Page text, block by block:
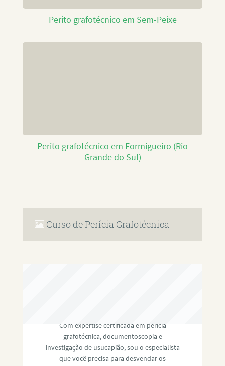
Perito grafotécnico em Sem-Peixe
Perito grafotécnico em Formigueiro (Rio
Grande do Sul)
Curso de Perícia Grafotécnica
Com expertise certificada em perícia
grafotécnica, documentoscopia e
investigação de usucapião, sou o especialista
que você precisa para desvendar os